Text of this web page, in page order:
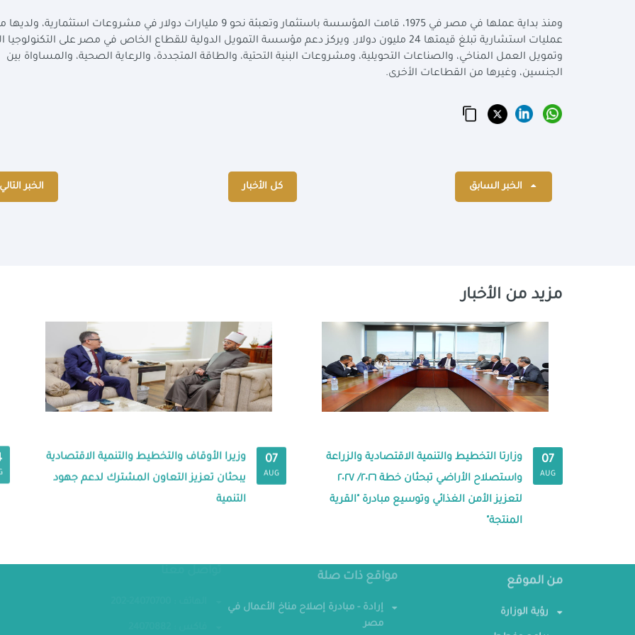
ومنذ بداية عملها في مصر في 1975، قامت المؤسسة باستثمار وتعبئة نحو 9 مليارات دولار في مشروعات
عمليات استشارية تبلغ قيمتها 24 مليون دولار. ويركز دعم مؤسسة التمويل الدولية للقطاع الخاص في مصر على التكنولوجيا
وتمويل العمل المناخي، والصناعات التحويلية، ومشروعات البنية التحتية، والطاقة المتجددة، والرعاية الصحية، والمساواة بين
الجنسين، وغيرها من القطاعات الأخرى.
الخبر السابق كل الأخبار الخبر التالي
مزيد من الأخبار
07
AUG
وزارتا التخطيط والتنمية الاقتصادية والزراعة
واستصلاح الأراضي تبحثان خطة ٢٠٢٦/ ٢٠٢٧
لتعزيز الأمن الغذائي وتوسيع مبادرة "القرية
المنتجة"
07
AUG
وزيرا الأوقاف والتخطيط والتنمية الاقتصادية
يبحثان تعزيز التعاون المشترك لدعم جهود
التنمية
من الموقع
رؤية الوزارة
مواقع ذات صلة
إرادة - مبادرة إصلاح مناخ الأعمال في